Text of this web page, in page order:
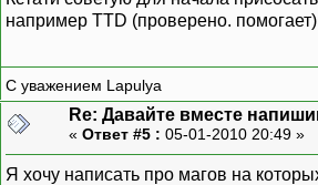
например TTD (проверено. помогает)
С уважением Lapulya
Re: Давайте вместе
« Ответ #5 : 05-01-2010 20:49 »
Я хочу написать про магов на